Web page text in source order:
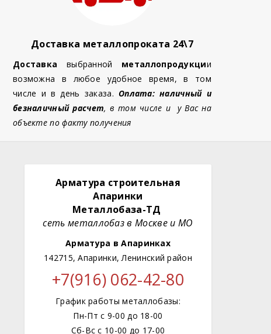
Доставка металлопроката 24\7
Доставка выбранной металлопродукции
возможна в любое удобное время, в том
числе и в день заказа. Оплата: наличный и
безналичный расчет, в том числе и у Вас на
объекте по факту получения
Арматура строительная
Апаринки
Металлобаза-ТД
сеть металлобаз в Москве и МО
Арматура в Апаринках
142715, Апаринки, Ленинский район
+7(916) 062-42-80
График работы металлобазы:
Пн-Пт с 9-00 до 18-00
Сб-Вс с 10-00 до 17-00